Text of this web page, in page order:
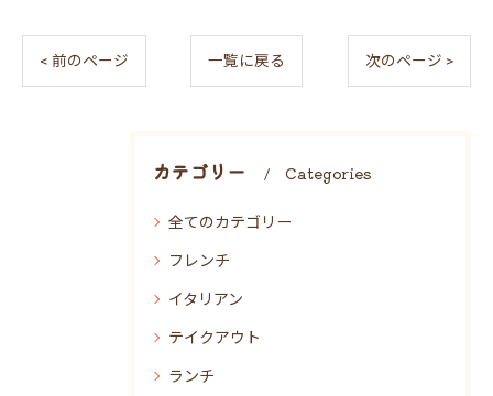
< 前のページ 一覧に戻る 次のページ >
カテゴリー Categories
全てのカテゴリー
フレンチ
イタリアン
テイクアウト
ランチ